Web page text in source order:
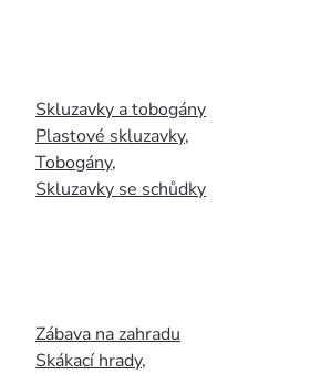
Skluzavky a tobogány
Plastové skluzavky,
Tobogány,
Skluzavky se schůdky
Zábava na zahradu
Skákací hrady,